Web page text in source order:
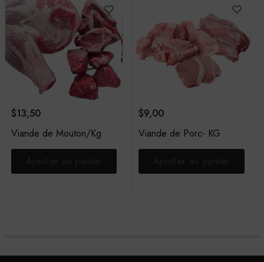
$13,50
Viande de Mouton/Kg
$9,00
Viande de Porc- KG